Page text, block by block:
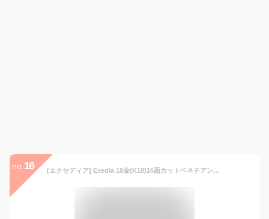
no. 16 [エクセディア] Exedia 18金(K18)16面カットベネチアンチェーンネックレス ボックスチェーン 60cm 長さ調整可能 フリーアジャスター付 GNSBP E60